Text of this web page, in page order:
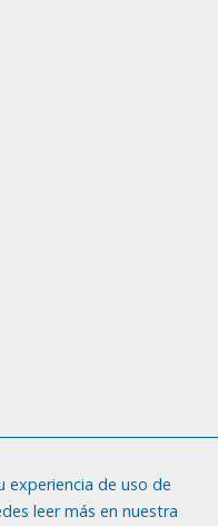
experiencia de uso de
leer más en nuestra